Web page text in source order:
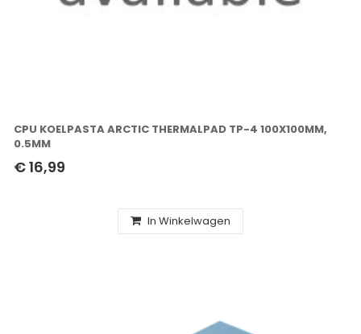
CPU KOELPASTA ARCTIC THERMALPAD TP-4 100X100MM,
0.5MM
€ 16,99
In Winkelwagen